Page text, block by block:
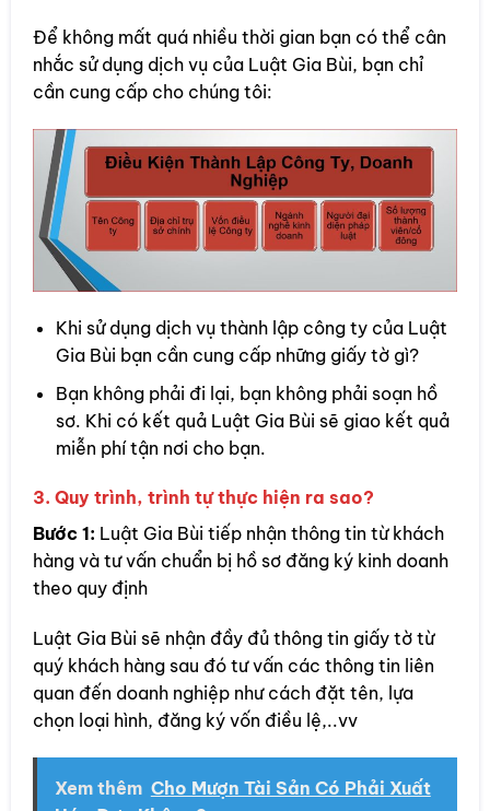
Để không mất quá nhiều thời gian bạn có thể cân
nhắc sử dụng dịch vụ của Luật Gia Bùi, bạn chỉ
cần cung cấp cho chúng tôi:
Khi sử dụng dịch vụ thành lập công ty của Luật
Gia Bùi bạn cần cung cấp những giấy tờ gì?
Bạn không phải đi lại, bạn không phải soạn hồ
sơ. Khi có kết quả Luật Gia Bùi sẽ giao kết quả
miễn phí tận nơi cho bạn.
3. Quy trình, trình tự thực hiện ra sao?
Bước 1: Luật Gia Bùi tiếp nhận thông tin từ khách
hàng và tư vấn chuẩn bị hồ sơ đăng ký kinh doanh
theo quy định
Luật Gia Bùi sẽ nhận đầy đủ thông tin giấy tờ từ
quý khách hàng sau đó tư vấn các thông tin liên
quan đến doanh nghiệp như cách đặt tên, lựa
chọn loại hình, đăng ký vốn điều lệ,..vv
Xem thêm Cho Mượn Tài Sản Có Phải Xuất